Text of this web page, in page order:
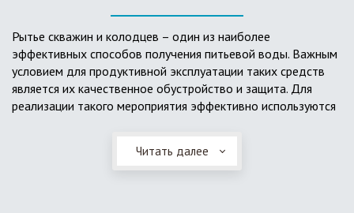
Рытье скважин и колодцев – один из наиболее
эффективных способов получения питьевой воды. Важным
условием для продуктивной эксплуатации таких средств
является их качественное обустройство и защита. Для
реализации такого мероприятия эффективно используются
Главное и неоспоримое преимущество кессонов – это
возможность эксплуатации в условиях пониженных
Читать далее